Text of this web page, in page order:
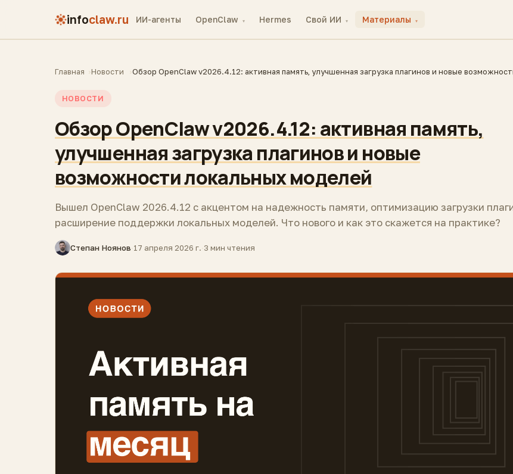
infoclaw.ru ИИ-агенты OpenClaw ▾ Hermes Свой ИИ ▾ Материалы ▾
Главная Новости Обзор OpenClaw v2026.4.12: активная память, улучшенная загрузка плагинов и новые
НОВОСТИ
Обзор OpenClaw v2026.4.12: активная память,
улучшенная загрузка плагинов и новые
возможности локальных моделей
Вышел OpenClaw 2026.4.12 с акцентом на надежность памяти, оптимизацию загрузки
расширение поддержки локальных моделей. Что нового и как это скажется на практике?
Степан Ноянов·17 апреля 2026 г.·3 мин чтения